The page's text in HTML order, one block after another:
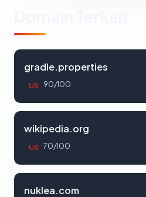
gradle.properties
US 90/100
wikipedia.org
US 70/100
nuklea.com